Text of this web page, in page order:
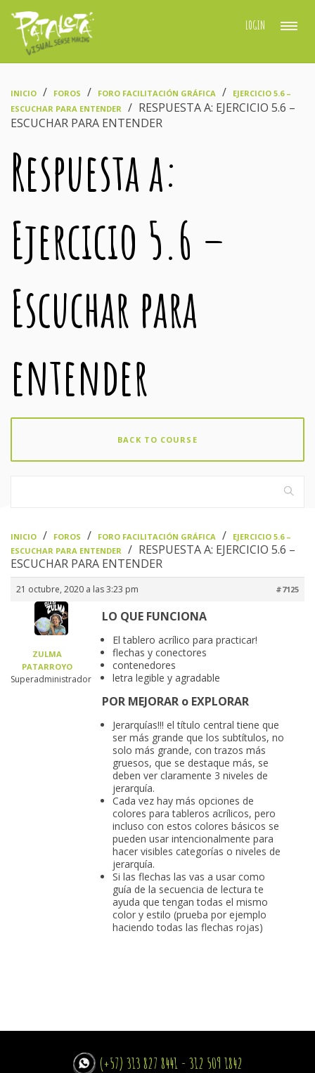
LOGIN
INICIO FOROS FORO FACILITACIÓN GRÁFICA
EJERCICIO 5.6 –
ESCUCHAR PARA ENTENDER
RESPUESTA A: EJERCICIO 5.6 –
ESCUCHAR PARA ENTENDER
Respuesta a:
Ejercicio 5.6 –
Escuchar para
entender
BACK TO COURSE
INICIO FOROS FORO FACILITACIÓN GRÁFICA
EJERCICIO 5.6 –
ESCUCHAR PARA ENTENDER
RESPUESTA A: EJERCICIO 5.6 –
ESCUCHAR PARA ENTENDER
21 octubre, 2020 a las 3:23 pm #7125
ZULMA
PATARROYO
Superadministrador
LO QUE FUNCIONA
El tablero acrílico para practicar!
flechas y conectores
contenedores
letra legible y agradable
POR MEJORAR o EXPLORAR
Jerarquías!!! el título central tiene que
ser más grande que los subtítulos, no
solo más grande, con trazos más
gruesos, que se destaque más, se
deben ver claramente 3 niveles de
jerarquía.
Cada vez hay más opciones de
colores para tableros acrílicos, pero
incluso con estos colores básicos se
pueden usar intencionalmente para
hacer visibles categorías o niveles de
jerarquía.
Si las flechas las vas a usar como
guía de la secuencia de lectura te
ayuda que tengan todas el mismo
color y estilo (prueba por ejemplo
haciendo todas las flechas rojas)
(+57) 313 827 8441 - 312 509 1842